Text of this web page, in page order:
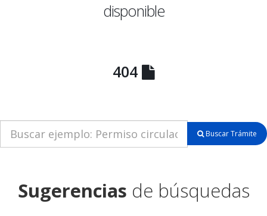
disponible
404
Buscar Trámite
Sugerencias de búsquedas